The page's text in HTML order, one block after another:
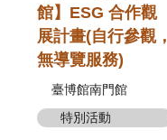
館】ESG 合作觀
展計畫(自行參觀，
無導覽服務)
臺博館南門館
特別活動